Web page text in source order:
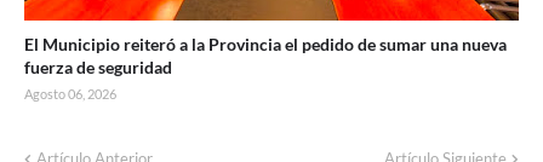
El Municipio reiteró a la Provincia el pedido de sumar una nueva
fuerza de seguridad
Agosto 06, 2026